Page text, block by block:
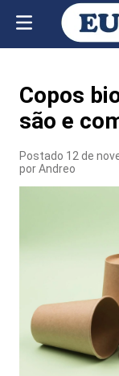
Copos
são e
Postado 12 de
por Andreo